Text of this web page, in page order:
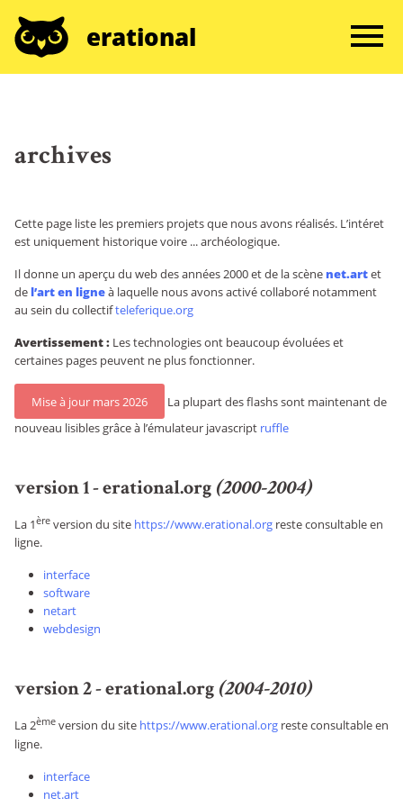
erational
archives
Cette page liste les premiers projets que nous avons réalisés. L’intéret
est uniquement historique voire ... archéologique.
Il donne un aperçu du web des années 2000 et de la scènenet.artet
del’art en ligneà laquelle nous avons activé collaboré notamment
au sein du collectifteleferique.org
Avertissement : Les technologies ont beaucoup évoluées et
certaines pages peuvent ne plus fonctionner.
Mise à jour mars 2026
La plupart des flashs sont maintenant de
nouveau lisibles grâce à l’émulateur javascript ruffle
version 1 - erational.org (2000-2004)
La 1ère version du site https://www.erational.org reste consultable en
ligne.
interface
software
netart
webdesign
version 2 - erational.org (2004-2010)
La 2ème version du site https://www.erational.org reste consultable en
ligne.
interface
net.art